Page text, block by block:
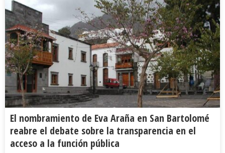
El nombramiento de Eva Araña en San Bartolomé
reabre el debate sobre la transparencia en el
acceso a la función pública